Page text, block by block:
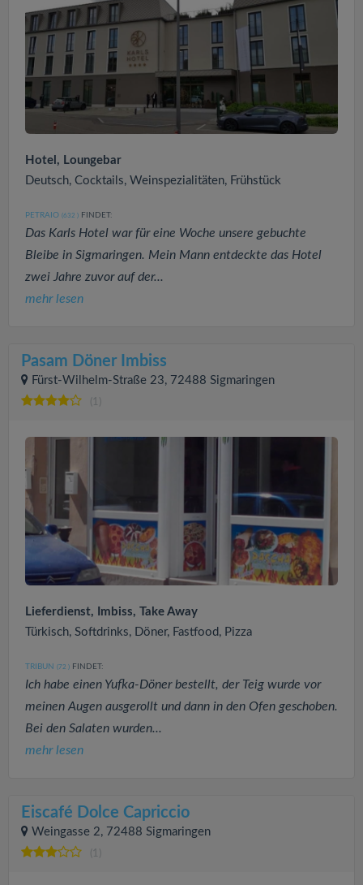
Hotel, Loungebar
Deutsch, Cocktails, Weinspezialitäten, Frühstück
PETRAIO (632 ) FINDET:
Das Karls Hotel war für eine Woche unsere gebuchte
Bleibe in Sigmaringen. Mein Mann entdeckte das Hotel
zwei Jahre zuvor auf der...
mehr lesen
Pasam Döner Imbiss
Fürst-Wilhelm-Straße 23, 72488 Sigmaringen
(1)
Lieferdienst, Imbiss, Take Away
Türkisch, Softdrinks, Döner, Fastfood, Pizza
TRIBUN (72 ) FINDET:
Ich habe einen Yufka-Döner bestellt, der Teig wurde vor
meinen Augen ausgerollt und dann in den Ofen geschoben.
Bei den Salaten wurden...
mehr lesen
Eiscafé Dolce Capriccio
Weingasse 2, 72488 Sigmaringen